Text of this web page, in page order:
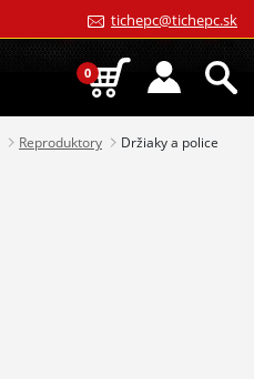
tichepc@tichepc.sk
0
Reproduktory Držiaky a police